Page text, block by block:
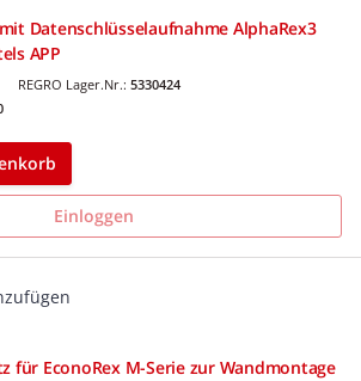
Datenschlüsselaufnahme AlphaRex3
APP
REGRO Lager.Nr.: 5330424
Einloggen
für EconoRex M-Serie zur Wandmontage